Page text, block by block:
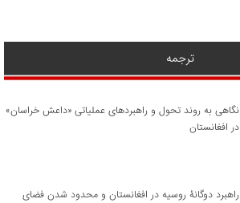
ترجمه
نگاهی به روند تحول و راهبردهای عملیاتی «داعش خراسان»
در افغانستان
راهبرد دوگانۀ روسیه در افغانستان و محدود شدن فضای